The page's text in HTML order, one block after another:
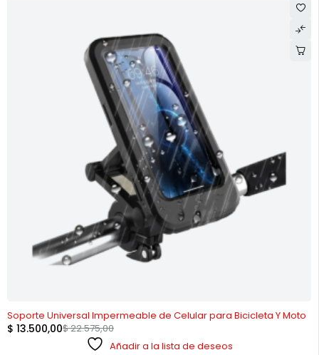
Soporte Universal Impermeable de Celular para Bicicleta Y Moto
$22.575,00
$ 13.500,00
Añadir a la lista de deseos